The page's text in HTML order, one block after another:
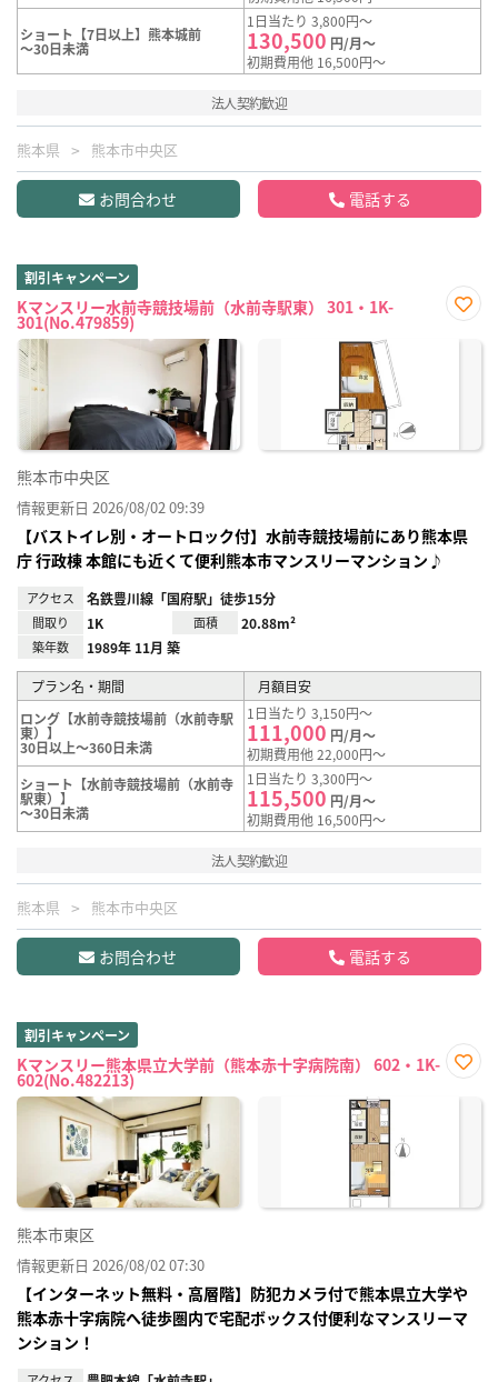
ショート【7日以上】熊本城前
～30日未満
1日当たり 3,800円～
130,500 円/月～
初期費用他 16,500円～
法人契約歓迎
熊本県 熊本市中央区
お問合わせ 電話する
割引キャンペーン
Kマンスリー水前寺競技場前（水前寺駅東） 301・1K-
301(No.479859)
に入
熊本市中央区
情報更新日 2026/08/02 09:39
【バストイレ別・オートロック付】水前寺競技場前にあり熊本県
庁 行政棟 本館にも近くて便利熊本市マンスリーマンション♪
アクセス 名鉄豊川線「国府駅」徒歩15分
間取り 1K 面積 20.88m²
築年数 1989年 11月 築
プラン名・期間
月額目安
ロング【水前寺競技場前（水前寺駅
東）】
30日以上～360日未満
1日当たり 3,150円～
111,000 円/月～
初期費用他 22,000円～
ショート【水前寺競技場前（水前寺
駅東）】
～30日未満
1日当たり 3,300円～
115,500 円/月～
初期費用他 16,500円～
法人契約歓迎
熊本県 熊本市中央区
お問合わせ 電話する
割引キャンペーン
Kマンスリー熊本県立大学前（熊本赤十字病院南） 602・1K-
602(No.482213)
に入
熊本市東区
情報更新日 2026/08/02 07:30
【インターネット無料・高層階】防犯カメラ付で熊本県立大学や
熊本赤十字病院へ徒歩圏内で宅配ボックス付便利なマンスリーマ
ンション！